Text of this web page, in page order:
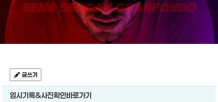
SENA SEORAK GRANFONDO
글쓰기
임시기록&사진확인바로가기